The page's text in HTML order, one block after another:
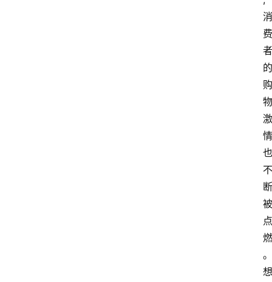
消
费
者
的
购
物
激
情
也
不
断
被
点
燃
。
想